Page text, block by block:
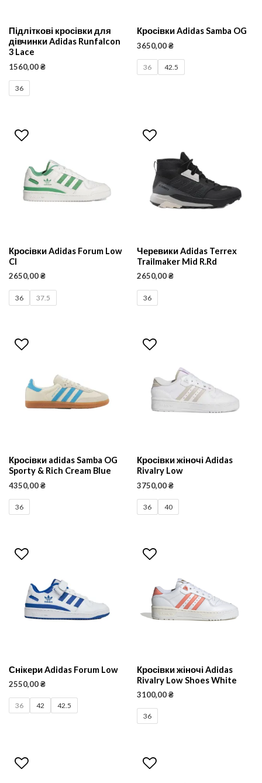
Підліткові кросівки для
дівчинки Adidas Runfalcon
3 Lace
1560,00₴
36
Кросівки Adidas Samba OG
3650,00₴
36 42.5
Кросівки Adidas Forum Low
Cl
2650,00₴
36 37.5
Черевики Adidas Terrex
Trailmaker Mid R.Rd
2650,00₴
36
Кросівки adidas Samba OG
Sporty & Rich Cream Blue
4350,00₴
36
Кросівки жіночі Adidas
Rivalry Low
3750,00₴
36 40
Снікери Adidas Forum Low
2550,00₴
36 42 42.5
Кросівки жіночі Adidas
Rivalry Low Shoes White
3100,00₴
36